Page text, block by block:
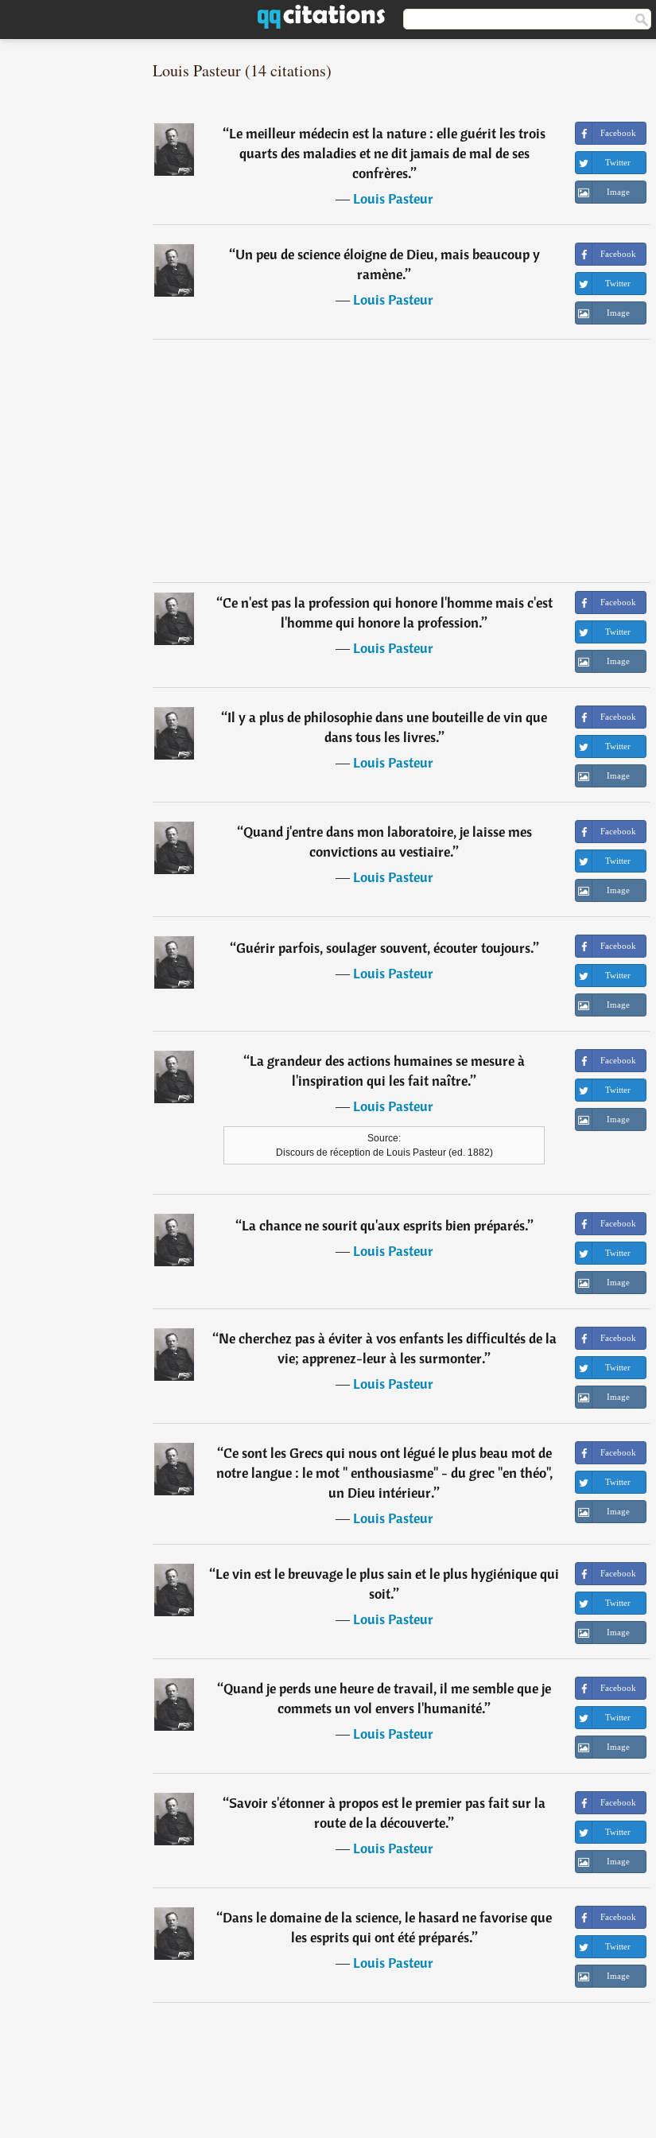
Louis Pasteur (14 citations)
“Le meilleur médecin est la nature : elle guérit les trois
quarts des maladies et ne dit jamais de mal de ses
confrères.”
―Louis Pasteur
Facebook
Twitter
Image
“Un peu de science éloigne de Dieu, mais beaucoup y
ramène.”
―Louis Pasteur
Facebook
Twitter
Image
“Ce n'est pas la profession qui honore l'homme mais c'est
l'homme qui honore la profession.”
―Louis Pasteur
Facebook
Twitter
Image
“Il y a plus de philosophie dans une bouteille de vin que
dans tous les livres.”
―Louis Pasteur
Facebook
Twitter
Image
“Quand j'entre dans mon laboratoire, je laisse mes
convictions au vestiaire.”
―Louis Pasteur
Facebook
Twitter
Image
“Guérir parfois, soulager souvent, écouter toujours.”
―Louis Pasteur
Facebook
Twitter
Image
“La grandeur des actions humaines se mesure à
l'inspiration qui les fait naître.”
―Louis Pasteur
Source:
Discours de réception de Louis Pasteur (ed. 1882)
Facebook
Twitter
Image
“La chance ne sourit qu'aux esprits bien préparés.”
―Louis Pasteur
Facebook
Twitter
Image
“Ne cherchez pas à éviter à vos enfants les difficultés de la
vie; apprenez-leur à les surmonter.”
―Louis Pasteur
Facebook
Twitter
Image
“Ce sont les Grecs qui nous ont légué le plus beau mot de
notre langue : le mot " enthousiasme" - du grec "en théo",
un Dieu intérieur.”
―Louis Pasteur
Facebook
Twitter
Image
“Le vin est le breuvage le plus sain et le plus hygiénique qui
soit.”
―Louis Pasteur
Facebook
Twitter
Image
“Quand je perds une heure de travail, il me semble que je
commets un vol envers l'humanité.”
―Louis Pasteur
Facebook
Twitter
Image
“Savoir s'étonner à propos est le premier pas fait sur la
route de la découverte.”
―Louis Pasteur
Facebook
Twitter
Image
“Dans le domaine de la science, le hasard ne favorise que
les esprits qui ont été préparés.”
―Louis Pasteur
Facebook
Twitter
Image